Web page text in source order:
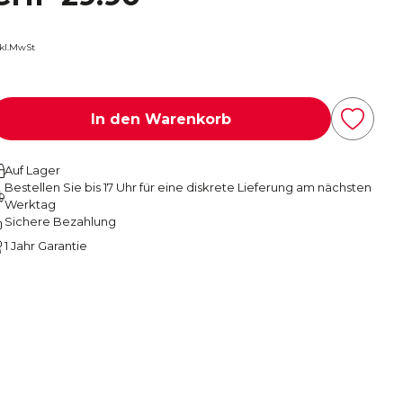
In den Warenkorb
Auf Lager
Bestellen Sie bis 17 Uhr für eine diskrete Lieferung am nächsten
Werktag
Sichere Bezahlung
1 Jahr Garantie